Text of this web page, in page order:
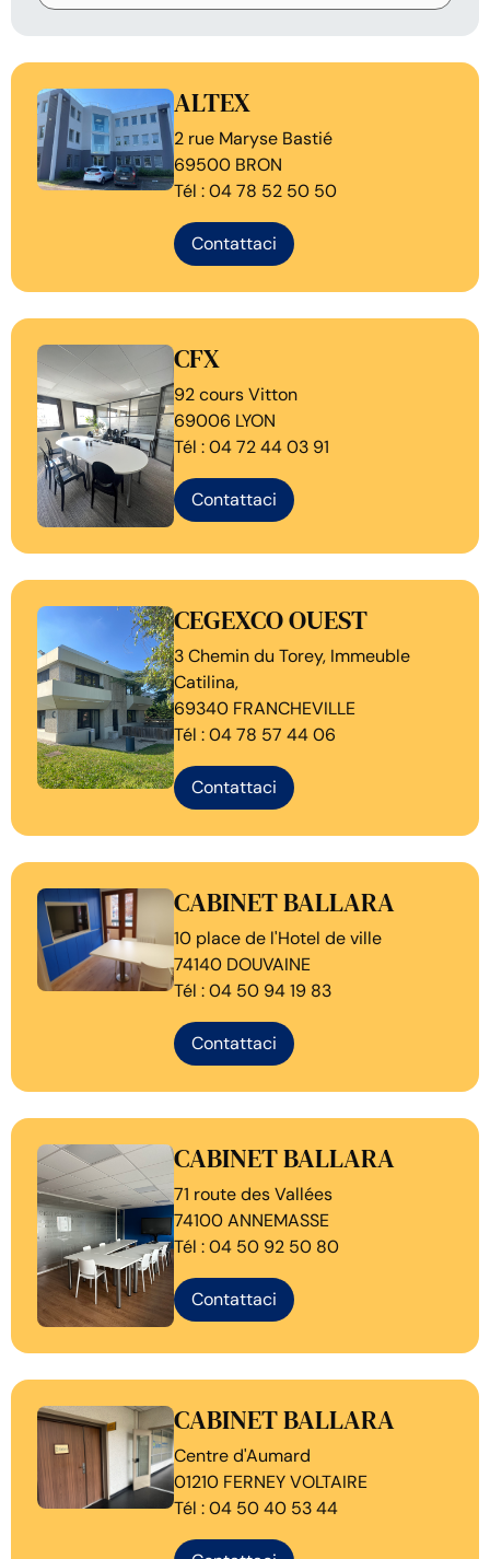
ALTEX
2 rue Maryse Bastié
69500 BRON
Tél : 04 78 52 50 50
Contattaci
CFX
92 cours Vitton
69006 LYON
Tél : 04 72 44 03 91
Contattaci
CEGEXCO OUEST
3 Chemin du Torey, Immeuble
Catilina,
69340 FRANCHEVILLE
Tél : 04 78 57 44 06
Contattaci
CABINET BALLARA
10 place de l'Hotel de ville
74140 DOUVAINE
Tél : 04 50 94 19 83
Contattaci
CABINET BALLARA
71 route des Vallées
74100 ANNEMASSE
Tél : 04 50 92 50 80
Contattaci
CABINET BALLARA
Centre d'Aumard
01210 FERNEY VOLTAIRE
Tél : 04 50 40 53 44